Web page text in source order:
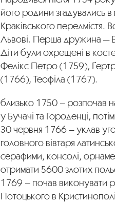
його родини згадувались
Краківського передмістя.
Львові. Перша дружина —
Діти були охрещені в
Фелікс Петро (1759),
(1766), Теофіла (1767).
близько 1750 – розпочав
у Бучачі та Городенці,
30 червня 1766 – уклав
головного вівтаря
серафими, консолі,
отримати 5600 злотих
1769 – почав виконувати
Потоцького в